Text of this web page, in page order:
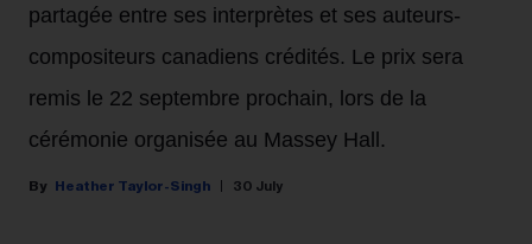
partagée entre ses interprètes et ses auteurs-
compositeurs canadiens crédités. Le prix sera
remis le 22 septembre prochain, lors de la
cérémonie organisée au Massey Hall.
Heather Taylor-Singh 30 July